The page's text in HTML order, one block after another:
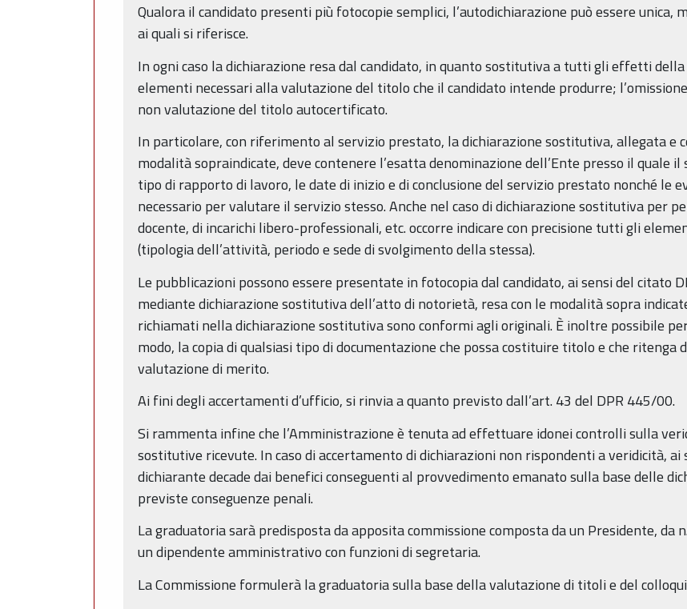
Qualora il candidato presenti più fotocopie semplici, l’autodichiarazione può essere unica,
ai quali si riferisce.
In ogni caso la dichiarazione resa dal candidato, in quanto sostitutiva a tutti gli effetti
elementi necessari alla valutazione del titolo che il candidato intende produrre;
non valutazione del titolo autocertificato.
In particolare, con riferimento al servizio prestato, la dichiarazione sostitutiva, allegata e
modalità sopraindicate, deve contenere l’esatta denominazione dell’Ente presso il quale
tipo di rapporto di lavoro, le date di inizio e di conclusione del servizio prestato nonché le
necessario per valutare il servizio stesso. Anche nel caso di dichiarazione sostitutiva per
docente, di incarichi libero-professionali, etc. occorre indicare con precisione tutti gli
(tipologia dell’attività, periodo e sede di svolgimento della stessa).
Le pubblicazioni possono essere presentate in fotocopia dal candidato, ai sensi del citato
mediante dichiarazione sostitutiva dell’atto di notorietà, resa con le modalità sopra
richiamati nella dichiarazione sostitutiva sono conformi agli originali. È inoltre possibile
modo, la copia di qualsiasi tipo di documentazione che possa costituire titolo e che
valutazione di merito.
Ai fini degli accertamenti d’ufficio, si rinvia a quanto previsto dall’art. 43 del DPR 445/00.
Si rammenta infine che l’Amministrazione è tenuta ad effettuare idonei controlli sulla
sostitutive ricevute. In caso di accertamento di dichiarazioni non rispondenti a veridicità,
dichiarante decade dai benefici conseguenti al provvedimento emanato sulla base delle
previste conseguenze penali.
La graduatoria sarà predisposta da apposita commissione composta da un Presidente, da
un dipendente amministrativo con funzioni di segretaria.
La Commissione formulerà la graduatoria sulla base della valutazione di titoli e del